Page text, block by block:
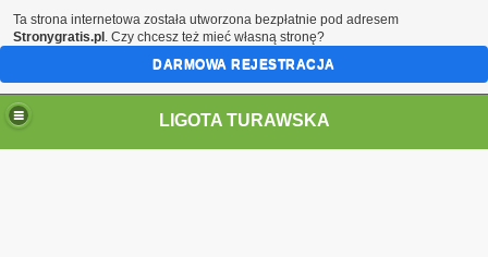
LIGOTA TURAWSKA
Ta strona internetowa została utworzona bezpłatnie pod adresem
Stronygratis.pl . Czy chcesz też mieć własną stronę?
DARMOWA REJESTRACJA